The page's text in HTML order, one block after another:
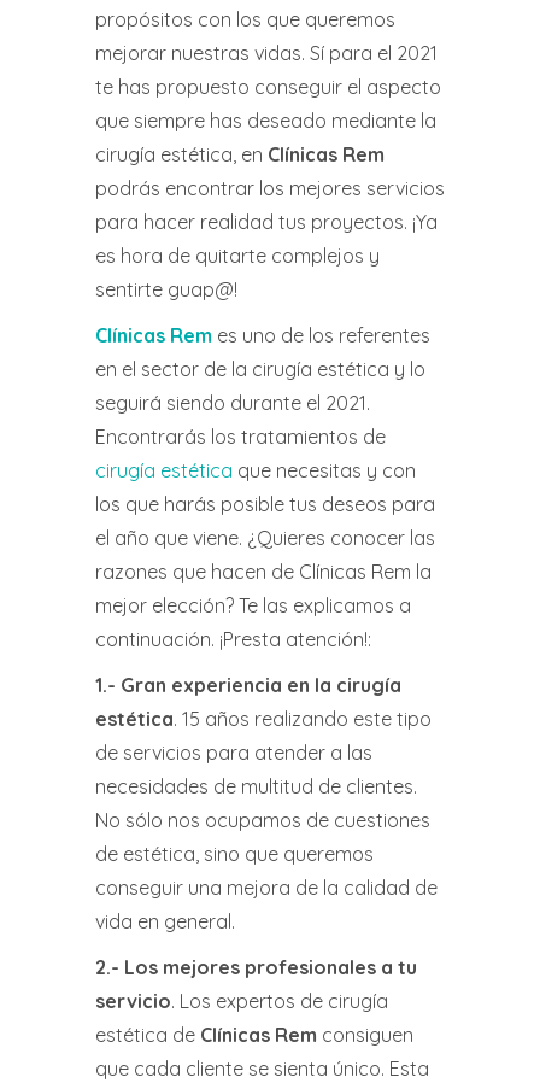
propósitos con los que queremos
mejorar nuestras vidas. Sí para el 2021
te has propuesto conseguir el aspecto
que siempre has deseado mediante la
cirugía estética, en Clínicas Rem
podrás encontrar los mejores servicios
para hacer realidad tus proyectos. ¡Ya
es hora de quitarte complejos y
sentirte guap@!
Clínicas Rem es uno de los referentes
en el sector de la cirugía estética y lo
seguirá siendo durante el 2021.
Encontrarás los tratamientos de
cirugía estética que necesitas y con
los que harás posible tus deseos para
el año que viene. ¿Quieres conocer las
razones que hacen de Clínicas Rem la
mejor elección? Te las explicamos a
continuación. ¡Presta atención!:
1.- Gran experiencia en la cirugía
estética. 15 años realizando este tipo
de servicios para atender a las
necesidades de multitud de clientes.
No sólo nos ocupamos de cuestiones
de estética, sino que queremos
conseguir una mejora de la calidad de
vida en general.
2.- Los mejores profesionales a tu
servicio. Los expertos de cirugía
estética de Clínicas Rem consiguen
que cada cliente se sienta único. Esta